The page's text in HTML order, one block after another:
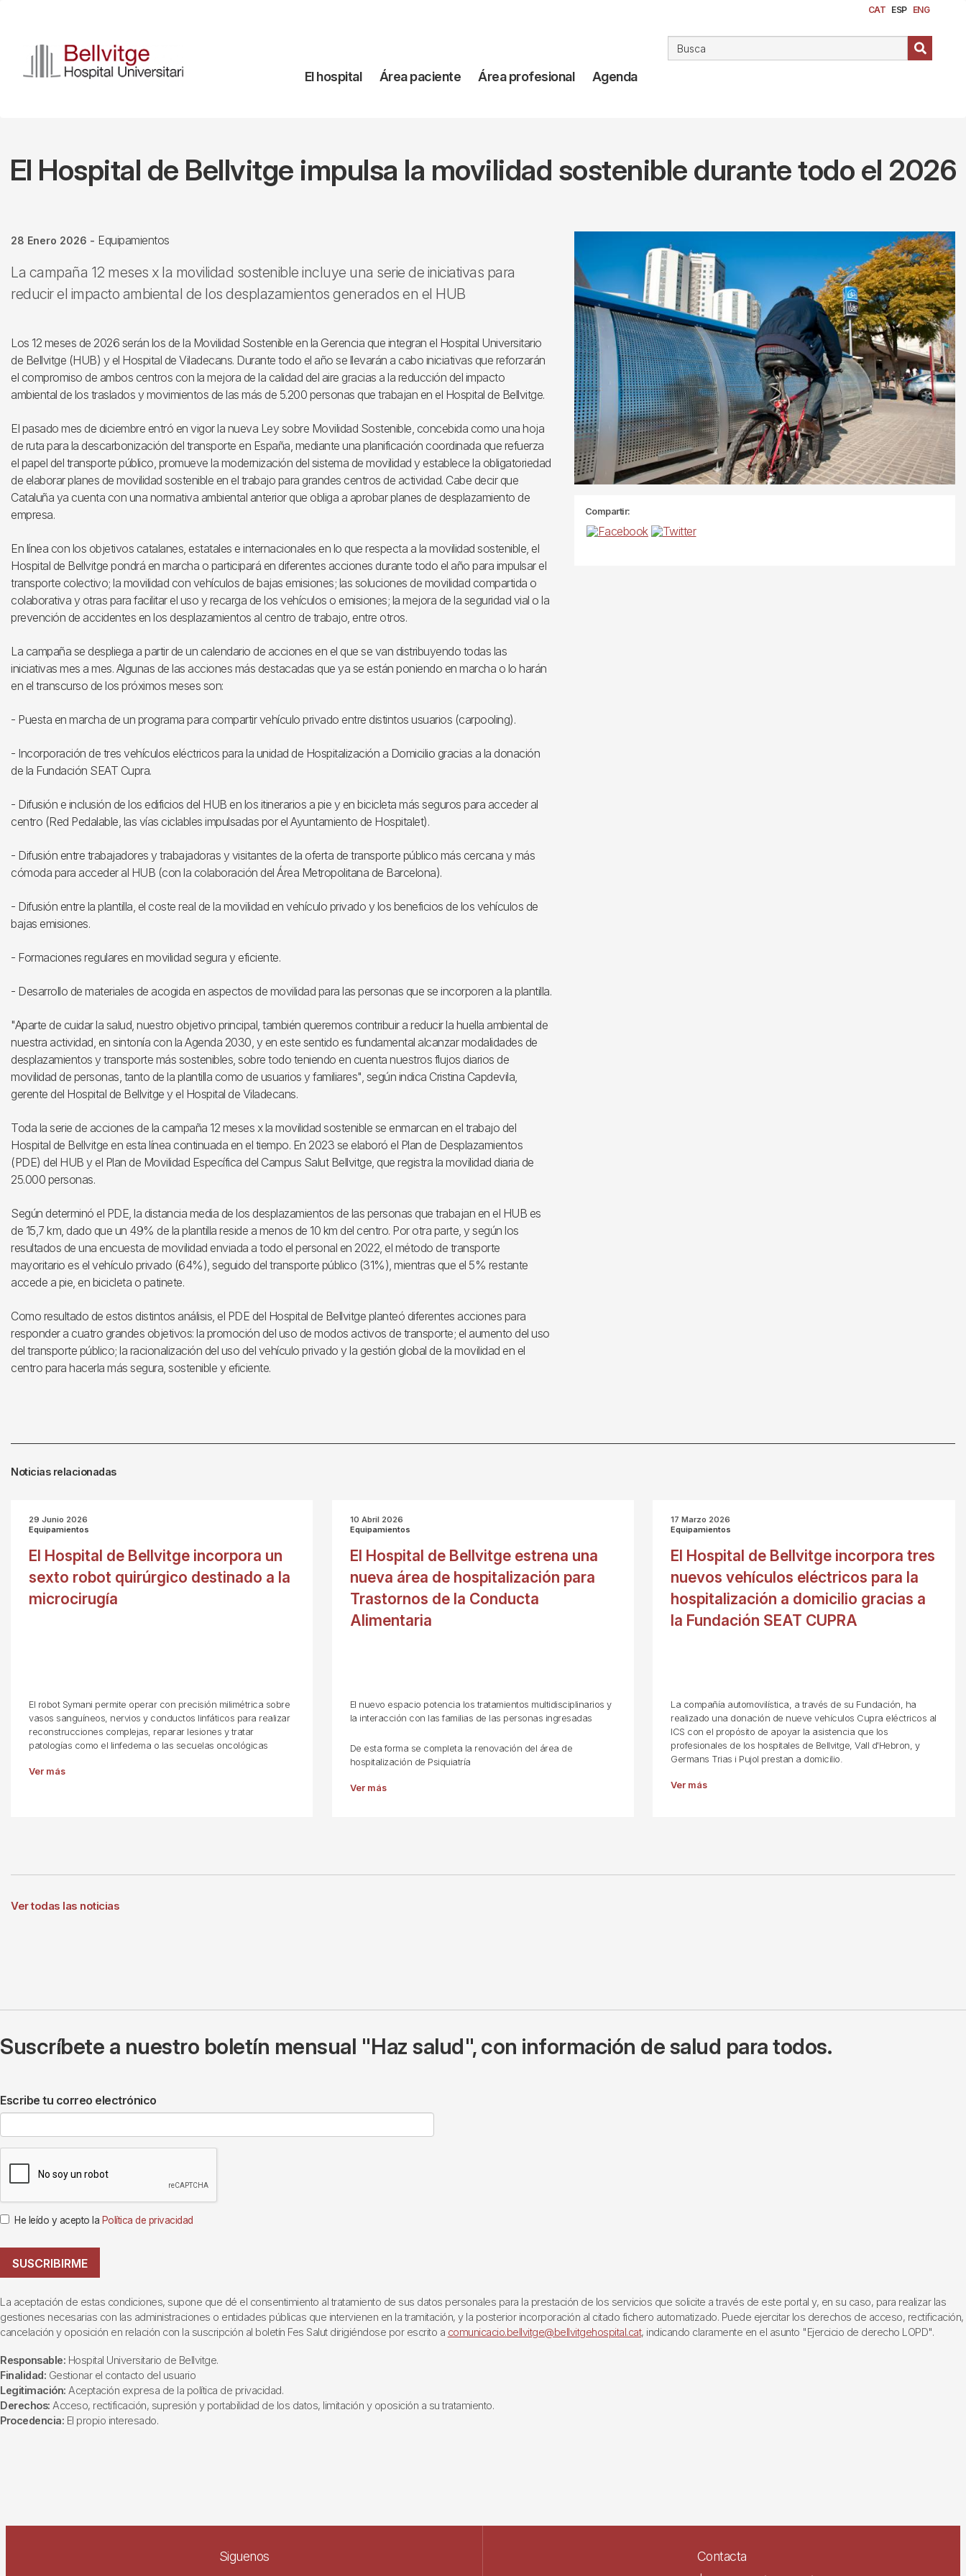
contenido
principal
CAT ESP ENG
Navegación
El hospital Área paciente Área profesional Agenda
El Hospital de Bellvitge impulsa la movilidad sostenible durante todo el 2026
28 Enero 2026 - Equipamientos
La campaña 12 meses x la movilidad sostenible incluye una serie de iniciativas para
reducir el impacto ambiental de los desplazamientos generados en el HUB
Los 12 meses de 2026 serán los de la Movilidad Sostenible en la Gerencia que integran el Hospital Universitario
de Bellvitge (HUB) y el Hospital de Viladecans. Durante todo el año se llevarán a cabo iniciativas que reforzarán
el compromiso de ambos centros con la mejora de la calidad del aire gracias a la reducción del impacto
ambiental de los traslados y movimientos de las más de 5.200 personas que trabajan en el Hospital de Bellvitge.
El pasado mes de diciembre entró en vigor la nueva Ley sobre Movilidad Sostenible, concebida como una hoja
de ruta para la descarbonización del transporte en España, mediante una planificación coordinada que refuerza
el papel del transporte público, promueve la modernización del sistema de movilidad y establece la obligatoriedad
de elaborar planes de movilidad sostenible en el trabajo para grandes centros de actividad. Cabe decir que
Cataluña ya cuenta con una normativa ambiental anterior que obliga a aprobar planes de desplazamiento de
empresa.
En línea con los objetivos catalanes, estatales e internacionales en lo que respecta a la movilidad sostenible, el
Hospital de Bellvitge pondrá en marcha o participará en diferentes acciones durante todo el año para impulsar el
transporte colectivo; la movilidad con vehículos de bajas emisiones; las soluciones de movilidad compartida o
colaborativa y otras para facilitar el uso y recarga de los vehículos o emisiones; la mejora de la seguridad vial o la
prevención de accidentes en los desplazamientos al centro de trabajo, entre otros.
La campaña se despliega a partir de un calendario de acciones en el que se van distribuyendo todas las
iniciativas mes a mes. Algunas de las acciones más destacadas que ya se están poniendo en marcha o lo harán
en el transcurso de los próximos meses son:
- Puesta en marcha de un programa para compartir vehículo privado entre distintos usuarios (carpooling).
- Incorporación de tres vehículos eléctricos para la unidad de Hospitalización a Domicilio gracias a la donación
de la Fundación SEAT Cupra.
- Difusión e inclusión de los edificios del HUB en los itinerarios a pie y en bicicleta más seguros para acceder al
centro (Red Pedalable, las vías ciclables impulsadas por el Ayuntamiento de Hospitalet).
- Difusión entre trabajadores y trabajadoras y visitantes de la oferta de transporte público más cercana y más
cómoda para acceder al HUB (con la colaboración del Área Metropolitana de Barcelona).
- Difusión entre la plantilla, el coste real de la movilidad en vehículo privado y los beneficios de los vehículos de
bajas emisiones.
- Formaciones regulares en movilidad segura y eficiente.
- Desarrollo de materiales de acogida en aspectos de movilidad para las personas que se incorporen a la plantilla.
"Aparte de cuidar la salud, nuestro objetivo principal, también queremos contribuir a reducir la huella ambiental de
nuestra actividad, en sintonía con la Agenda 2030, y en este sentido es fundamental alcanzar modalidades de
desplazamientos y transporte más sostenibles, sobre todo teniendo en cuenta nuestros flujos diarios de
movilidad de personas, tanto de la plantilla como de usuarios y familiares", según indica Cristina Capdevila,
gerente del Hospital de Bellvitge y el Hospital de Viladecans.
Toda la serie de acciones de la campaña 12 meses x la movilidad sostenible se enmarcan en el trabajo del
Hospital de Bellvitge en esta línea continuada en el tiempo. En 2023 se elaboró el Plan de Desplazamientos
(PDE) del HUB y el Plan de Movilidad Específica del Campus Salut Bellvitge, que registra la movilidad diaria de
25.000 personas.
Según determinó el PDE, la distancia media de los desplazamientos de las personas que trabajan en el HUB es
de 15,7 km, dado que un 49% de la plantilla reside a menos de 10 km del centro. Por otra parte, y según los
resultados de una encuesta de movilidad enviada a todo el personal en 2022, el método de transporte
mayoritario es el vehículo privado (64%), seguido del transporte público (31%), mientras que el 5% restante
accede a pie, en bicicleta o patinete.
Como resultado de estos distintos análisis, el PDE del Hospital de Bellvitge planteó diferentes acciones para
responder a cuatro grandes objetivos: la promoción del uso de modos activos de transporte; el aumento del uso
del transporte público; la racionalización del uso del vehículo privado y la gestión global de la movilidad en el
centro para hacerla más segura, sostenible y eficiente.
Compartir:
Noticias relacionadas
29 Junio 2026
Equipamientos
El Hospital de Bellvitge incorpora un
sexto robot quirúrgico destinado a la
microcirugía
El robot Symani permite operar con precisión milimétrica sobre
vasos sanguíneos, nervios y conductos linfáticos para realizar
reconstrucciones complejas, reparar lesiones y tratar
patologías como el linfedema o las secuelas oncológicas
Ver más
10 Abril 2026
Equipamientos
El Hospital de Bellvitge estrena una
nueva área de hospitalización para
Trastornos de la Conducta
Alimentaria
El nuevo espacio potencia los tratamientos multidisciplinarios y
la interacción con las familias de las personas ingresadas
De esta forma se completa la renovación del área de
hospitalización de Psiquiatría
Ver más
17 Marzo 2026
Equipamientos
El Hospital de Bellvitge incorpora tres
nuevos vehículos eléctricos para la
hospitalización a domicilio gracias a
la Fundación SEAT CUPRA
La compañía automovilística, a través de su Fundación, ha
realizado una donación de nueve vehículos Cupra eléctricos al
ICS con el propósito de apoyar la asistencia que los
profesionales de los hospitales de Bellvitge, Vall d'Hebron, y
Germans Trias i Pujol prestan a domicilio.
Ver más
Ver todas las noticias
Suscríbete a nuestro boletín mensual "Haz salud", con información de salud para todos.
Escribe tu correo electrónico
He leído y acepto la Política de privacidad
SUSCRIBIRME
La aceptación de estas condiciones, supone que dé el consentimiento al tratamiento de sus datos personales para la prestación de los servicios que solicite a través de este portal y, en su caso, para realizar las
gestiones necesarias con las administraciones o entidades públicas que intervienen en la tramitación, y la posterior incorporación al citado fichero automatizado. Puede ejercitar los derechos de acceso, rectificación,
cancelación y oposición en relación con la suscripción al boletín Fes Salut dirigiéndose por escrito a comunicacio.bellvitge@bellvitgehospital.cat, indicando claramente en el asunto "Ejercicio de derecho LOPD".
Responsable: Hospital Universitario de Bellvitge.
Finalidad: Gestionar el contacto del usuario
Legitimación: Aceptación expresa de la política de privacidad.
Derechos: Acceso, rectificación, supresión y portabilidad de los datos, limitación y oposición a su tratamiento.
Procedencia: El propio interesado.
Siguenos Contacta